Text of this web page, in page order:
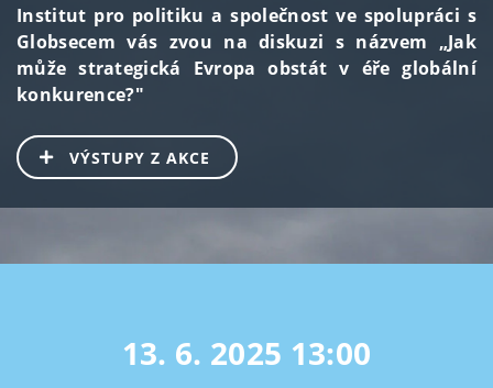
Institut pro politiku a společnost ve spolupráci s
Globsecem vás zvou na diskuzi s názvem „Jak
může strategická Evropa obstát v éře globální
konkurence?"
VÝSTUPY Z AKCE
13. 6. 2025 13:00